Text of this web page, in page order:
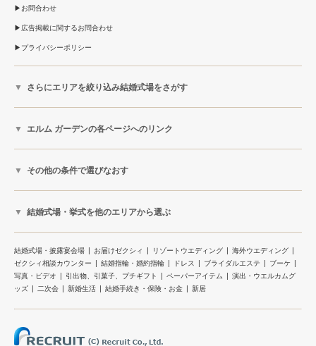
お問合わせ
広告掲載に関するお問合わせ
プライバシーポリシー
さらにエリアを絞り込み結婚式場をさがす
エルム ガーデンの各ページへのリンク
その他の条件で選びなおす
結婚式場・挙式を他のエリアから選ぶ
結婚式場・披露宴会場 お届けゼクシィ リゾートウエディング
海外ウエディング
ゼクシィ相談カウンター
結婚指輪・婚約指輪 ドレス ブライダルエステ
ブーケ
写真・ビデオ
引出物、引菓子、プチギフト ペーパーアイテム
演出・ウエルカムグ
ッズ
二次会 新婚生活 結婚手続き・保険・お金 新居